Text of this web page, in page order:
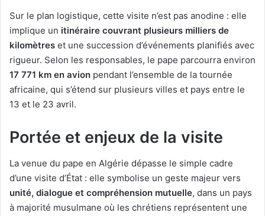
Sur le plan logistique, cette visite n’est pas anodine : elle
implique un itinéraire couvrant plusieurs milliers de
kilomètres et une succession d’événements planifiés avec
rigueur. Selon les responsables, le pape parcourra environ
17 771 km en avion pendant l’ensemble de la tournée
africaine, qui s’étend sur plusieurs villes et pays entre le
13 et le 23 avril.
Portée et enjeux de la visite
La venue du pape en Algérie dépasse le simple cadre
d’une visite d’État : elle symbolise un geste majeur vers
unité, dialogue et compréhension mutuelle, dans un pays
à majorité musulmane où les chrétiens représentent une